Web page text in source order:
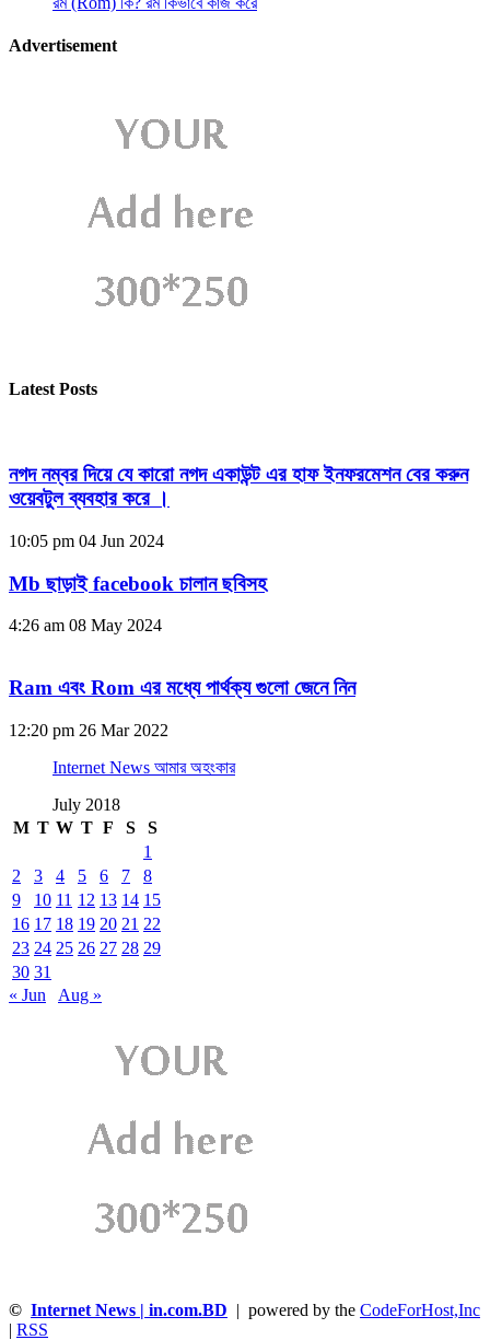
Advertisement
Latest Posts
নগদ নম্বর দিয়ে যে কারো নগদ একাউন্ট এর হাফ ইনফরমেশন বের করুন
ওয়েবটুল ব্যবহার করে ।
10:05 pm 04 Jun 2024
Mb ছাড়াই facebook চালান ছবিসহ
4:26 am 08 May 2024
Ram এবং Rom এর মধ্যে পার্থক্য গুলো জেনে নিন
12:20 pm 26 Mar 2022
Internet News আমার অহংকার
July 2018
M T W T F S
S
1
2
3 4 5 6 7
8
9
10 11 12 13 14 15
16 17 18 19 20 21 22
23 24 25 26 27 28 29
30 31
« Jun
Aug »
© Internet News | in.com.BD | powered by the CodeForHost,Inc
| RSS